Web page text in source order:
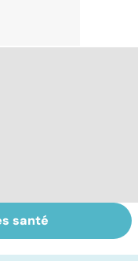
des
: que
santé